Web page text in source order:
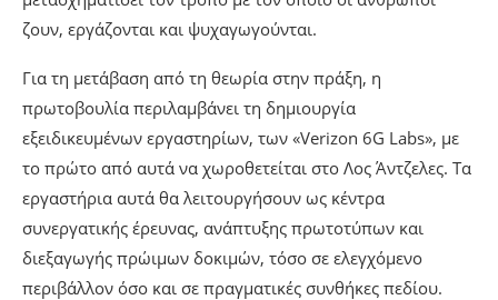
ζουν, εργάζονται και ψυχαγωγούνται.
Για τη μετάβαση από τη θεωρία στην πράξη, η
πρωτοβουλία περιλαμβάνει τη δημιουργία
εξειδικευμένων εργαστηρίων, των «Verizon 6G Labs», με
το πρώτο από αυτά να χωροθετείται στο Λος Άντζελες. Τα
εργαστήρια αυτά θα λειτουργήσουν ως κέντρα
συνεργατικής έρευνας, ανάπτυξης πρωτοτύπων και
διεξαγωγής πρώιμων δοκιμών, τόσο σε ελεγχόμενο
περιβάλλον όσο και σε πραγματικές συνθήκες πεδίου.